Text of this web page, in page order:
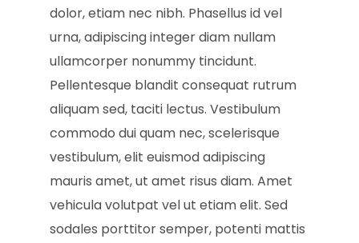
dolor, etiam nec nibh. Phasellus id vel
urna, adipiscing integer diam nullam
ullamcorper nonummy tincidunt.
Pellentesque blandit consequat rutrum
aliquam sed, taciti lectus. Vestibulum
commodo dui quam nec, scelerisque
vestibulum, elit euismod adipiscing
mauris amet, ut amet risus diam. Amet
vehicula volutpat vel ut etiam elit. Sed
sodales porttitor semper, potenti mattis